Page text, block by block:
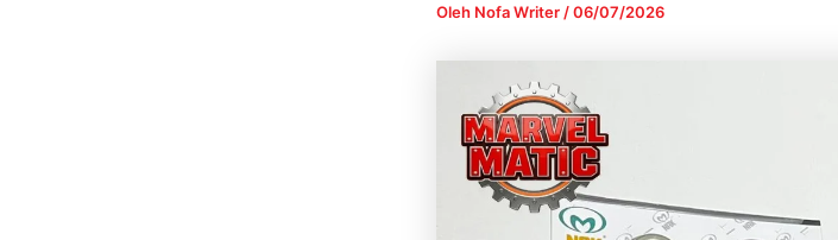
Oleh Nofa Writer /06/07/2026